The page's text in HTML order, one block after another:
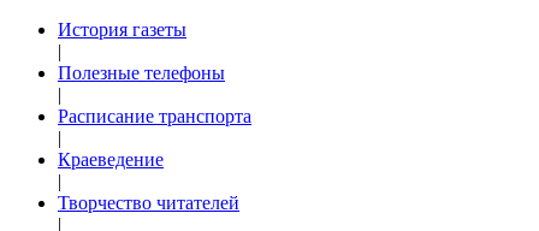
История газеты
|
Полезные телефоны
|
Расписание транспорта
|
Краеведение
|
Творчество читателей
|